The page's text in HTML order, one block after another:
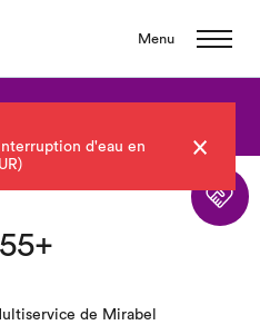
Menu
d'eau en
de Mirabel